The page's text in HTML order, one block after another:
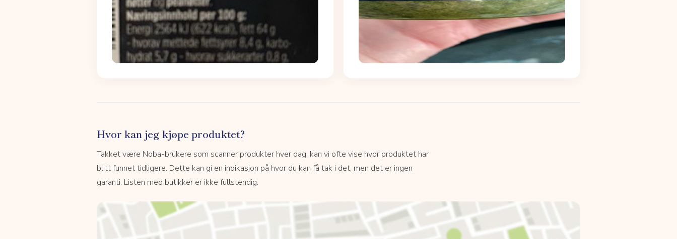
Hvor kan jeg kjøpe produktet?
Takket være Noba-brukere som scanner produkter hver dag, kan vi ofte vise hvor produktet har
blitt funnet tidligere. Dette kan gi en indikasjon på hvor du kan få tak i det, men det er ingen
garanti. Listen med butikker er ikke fullstendig.